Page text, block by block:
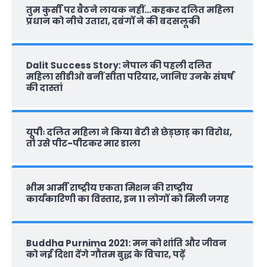
तुम कुर्सी पर बैठने लायक नहीं…कहकर दलित महिला
प्रधान को नीचे उतारा, दबंगों ने की बदसलूकी
Dalit Success Story: नेपाल की पहली दलित
महिला सीडीओ बनीं सीता परियार, जानिए उनके संघर्ष
की दास्‍तां
यूपीः दलित महिला ने किया बेटी से छेड़छाड़ का विरोध,
तो उसे पीट-पीटकर मार डाला
भीम आर्मी राष्‍ट्रीय एकता मिशन की राष्‍ट्रीय
कार्यकारिणी का विस्तार, इन 11 लोगों को मिली जगह
Buddha Purnima 2021: मन को शांति और जीवन
को नई दिशा देंगे गौतम बुद्ध के विचार, पढ़ें